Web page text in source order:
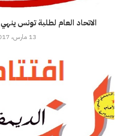
الاتحاد العام لطلبة تونس
13 مارس، 2017